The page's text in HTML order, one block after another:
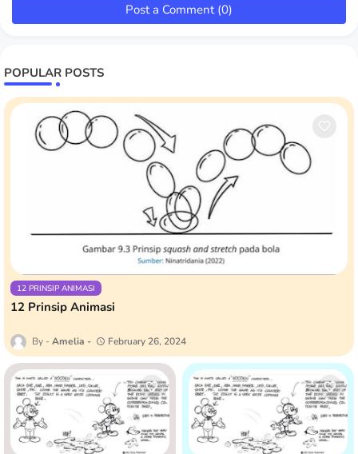
Post a Comment (0)
POPULAR POSTS
12 PRINSIP ANIMASI
12 Prinsip Animasi
Amelia February 26, 2024